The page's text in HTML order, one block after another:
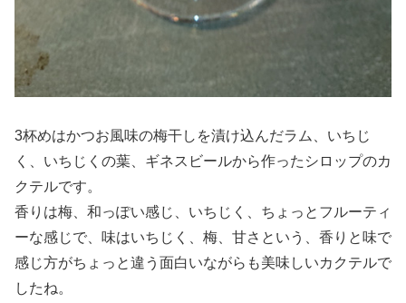
3杯めはかつお風味の梅干しを漬け込んだラム、いちじ
く、いちじくの葉、ギネスビールから作ったシロップのカ
クテルです。
香りは梅、和っぽい感じ、いちじく、ちょっとフルーティ
ーな感じで、味はいちじく、梅、甘さという、香りと味で
感じ方がちょっと違う面白いながらも美味しいカクテルで
したね。